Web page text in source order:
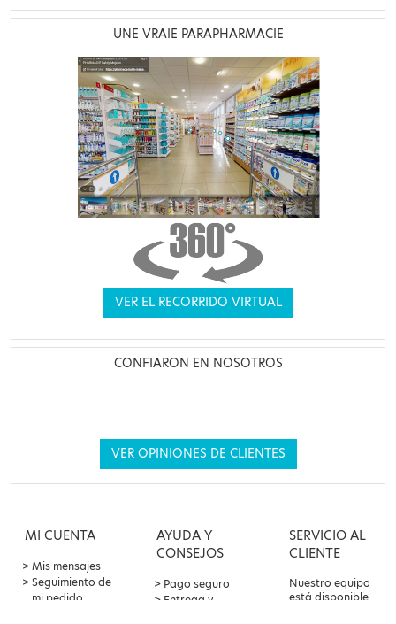
UNE VRAIE PARAPHARMACIE
VER EL RECORRIDO VIRTUAL
CONFIARON EN NOSOTROS
VER OPINIONES DE CLIENTES
MI CUENTA
Mis mensajes
Seguimiento de
mi pedido
AYUDA Y
CONSEJOS
Pago seguro
Entrega y
SERVICIO AL
CLIENTE
Nuestro equipo
está disponible